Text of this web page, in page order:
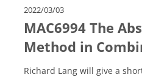
2022/03/03
MAC6994 The
Method in
Richard Lang will give a